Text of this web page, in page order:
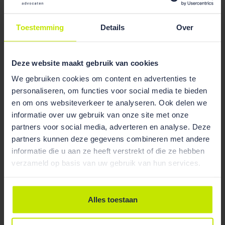
Toestemming Details Over
Deze website maakt gebruik van cookies
We gebruiken cookies om content en advertenties te
personaliseren, om functies voor social media te bieden
en om ons websiteverkeer te analyseren. Ook delen we
informatie over uw gebruik van onze site met onze
partners voor social media, adverteren en analyse. Deze
partners kunnen deze gegevens combineren met andere
informatie die u aan ze heeft verstrekt of die ze hebben
verzameld op basis van uw gebruik van hun services.
Alles toestaan
Immers valt nu al uit de rechtspraak op te maken dat
onderzoekslasten. Mogelijk is het idee dat het
juridiserend effect zal worden genivelleerd doordat
de onderzoekslasten onder de Ow steeds meer zullen
worden verlegd naar het moment van daadwerkelijke
vergunningverlening en er daardoor gemakkelijker
aan de zorgplicht zal kunnen worden voldaan omdat
toch al onderzoek moet worden verricht. Neemt
overigens niet weg dat ook meer gevallen van
(dreigende) overtreding van de zorgplicht kunnen
Ook interessant voor de toekomst is – tot slot – hoe
de zorgplicht zich gaat verhouden tot het
overtredersbegrip. Dit te meer na deconclusie